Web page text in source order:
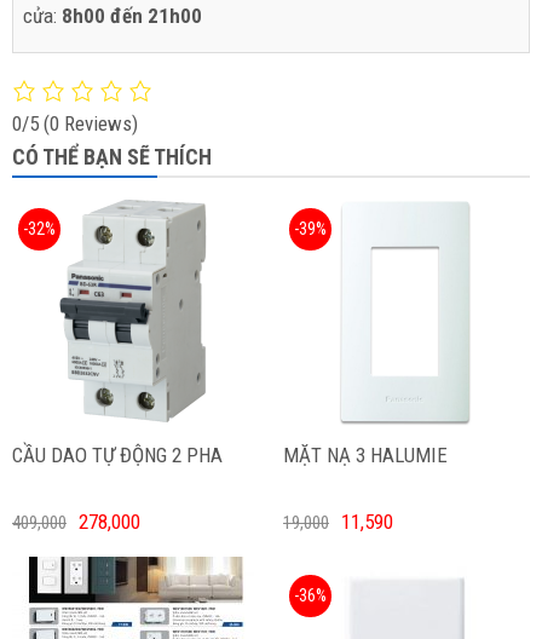
cửa: 8h00 đến 21h00
0/5 (0 Reviews)
CÓ THỂ BẠN SẼ THÍCH
CẦU DAO TỰ ĐỘNG 2 PHA
-32%
409,000 278,000
MẶT NẠ 3 HALUMIE
-39%
19,000 11,590
-36%